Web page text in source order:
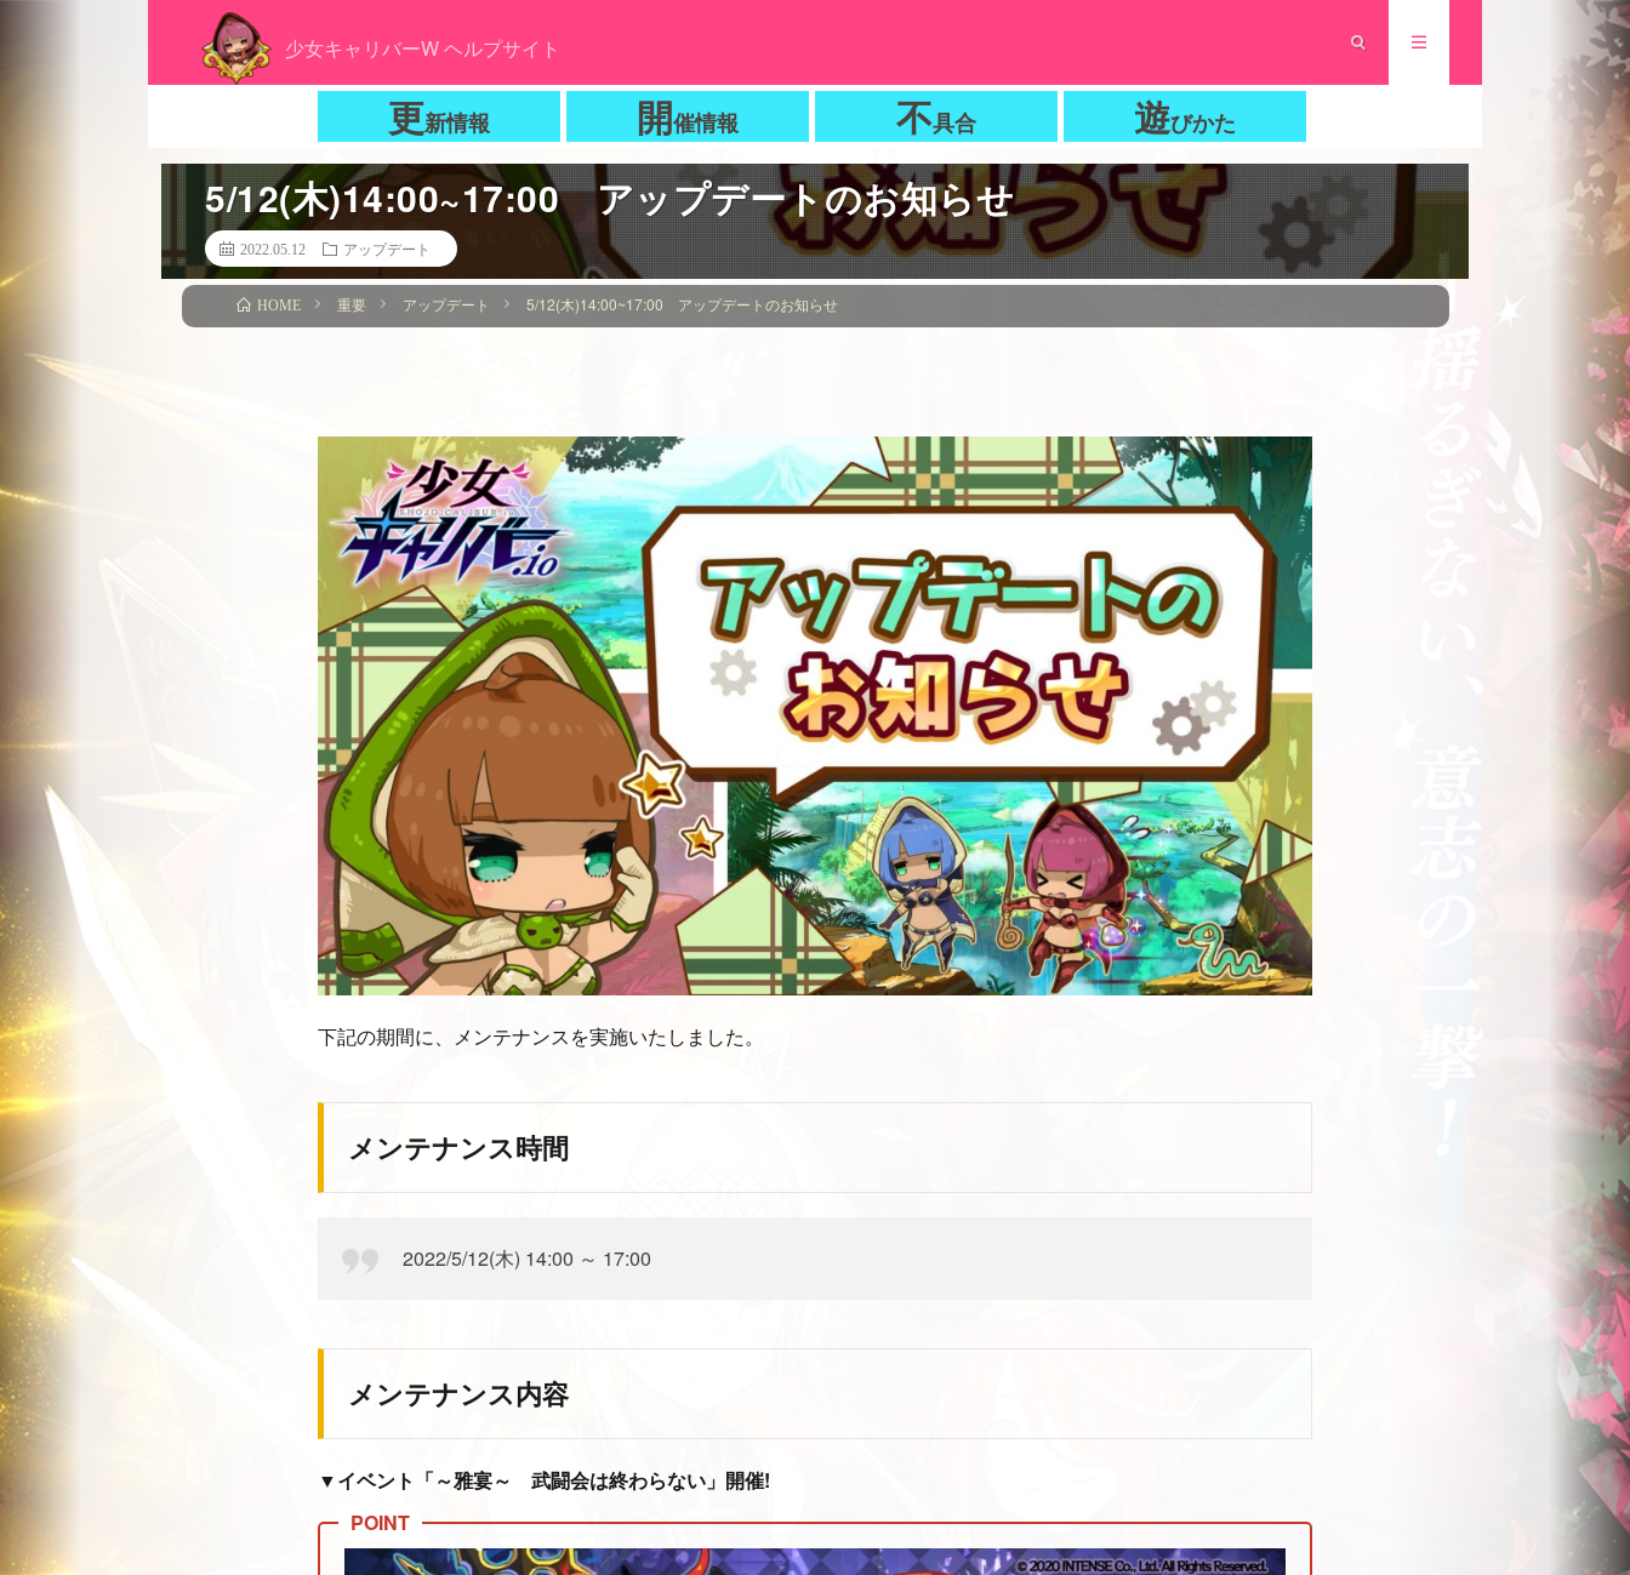
少女キャリバーW ヘルプサイト
更新情報 開催情報 不具合 遊びかた
5/12(木)14:00~17:00 アップデートのお知らせ
2022.05.12 アップデート
HOME 重要 アップデート 5/12(木)14:00~17:00 アップデートのお知らせ
下記の期間に、メンテナンスを実施いたしました。
メンテナンス時間
2022/5/12(木) 14:00 ～ 17:00
メンテナンス内容
▼イベント「～雅宴～ 武闘会は終わらない」開催!